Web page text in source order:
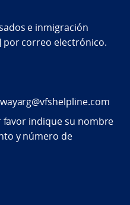
e inmigración
por correo electrónico.
favor indique su nombre
y número de